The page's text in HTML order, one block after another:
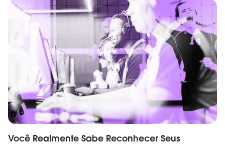
Você Realmente Sabe Reconhecer Seus